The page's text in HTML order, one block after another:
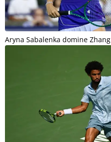
Aryna Sabalenka domine